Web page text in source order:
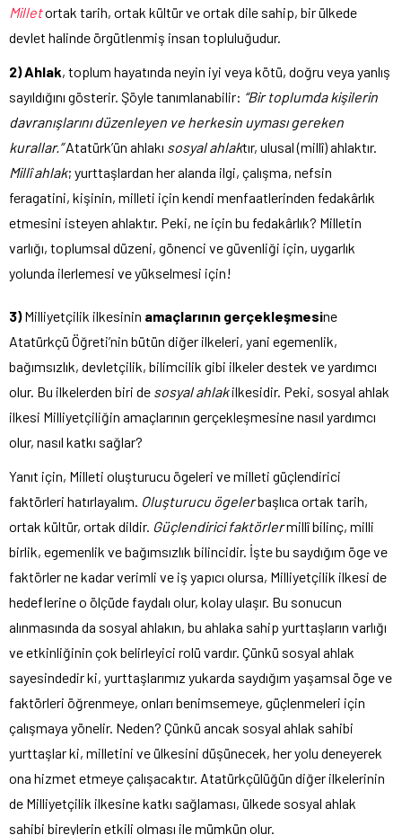
Milletortak tarih, ortak kültür ve ortak dile sahip, bir ülkede
devlet halinde örgütlenmiş insan topluluğudur.
2) Ahlak, toplum hayatında neyin iyi veya kötü, doğru veya yanlış
sayıldığını gösterir. Şöyle tanımlanabilir: “Bir toplumda kişilerin
davranışlarını düzenleyen ve herkesin uyması gereken
kurallar.”Atatürk’ün ahlakı sosyal ahlaktır, ulusal (millî) ahlaktır.
Millî ahlak; yurttaşlardan her alanda ilgi, çalışma, nefsin
feragatini, kişinin, milleti için kendi menfaatlerinden fedakârlık
etmesini isteyen ahlaktır. Peki, ne için bu fedakârlık? Milletin
varlığı, toplumsal düzeni, gönenci ve güvenliği için, uygarlık
yolunda ilerlemesi ve yükselmesi için!
3)Milliyetçilik ilkesinin amaçlarının gerçekleşmesine
Atatürkçü Öğreti’nin bütün diğer ilkeleri, yani egemenlik,
bağımsızlık, devletçilik, bilimcilik gibi ilkeler destek ve yardımcı
olur. Bu ilkelerden biri de sosyal ahlakilkesidir. Peki, sosyal ahlak
ilkesi Milliyetçiliğin amaçlarının gerçekleşmesine nasıl yardımcı
olur, nasıl katkı sağlar?
Yanıt için, Milleti oluşturucu ögeleri ve milleti güçlendirici
faktörleri hatırlayalım. Oluşturucu ögelerbaşlıca ortak tarih,
ortak kültür, ortak dildir. Güçlendirici faktörlermillî bilinç, milli
birlik, egemenlik ve bağımsızlık bilincidir. İşte bu saydığım öge ve
faktörler ne kadar verimli ve iş yapıcı olursa, Milliyetçilik ilkesi de
hedeflerine o ölçüde faydalı olur, kolay ulaşır. Bu sonucun
alınmasında da sosyal ahlakın, bu ahlaka sahip yurttaşların varlığı
ve etkinliğinin çok belirleyici rolü vardır. Çünkü sosyal ahlak
sayesindedir ki, yurttaşlarımız yukarda saydığım yaşamsal öge ve
faktörleri öğrenmeye, onları benimsemeye, güçlenmeleri için
çalışmaya yönelir. Neden? Çünkü ancak sosyal ahlak sahibi
yurttaşlar ki, milletini ve ülkesini düşünecek, her yolu deneyerek
ona hizmet etmeye çalışacaktır. Atatürkçülüğün diğer ilkelerinin
de Milliyetçilik ilkesine katkı sağlaması, ülkede sosyal ahlak
sahibi bireylerin etkili olması ile mümkün olur.